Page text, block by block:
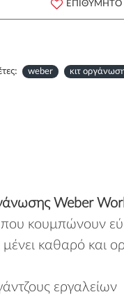
ΕΠΙΘΥΜΗΤΌ
weber κιτ
Weber
που κουμπώνουν
καθαρό και
εργαλείων